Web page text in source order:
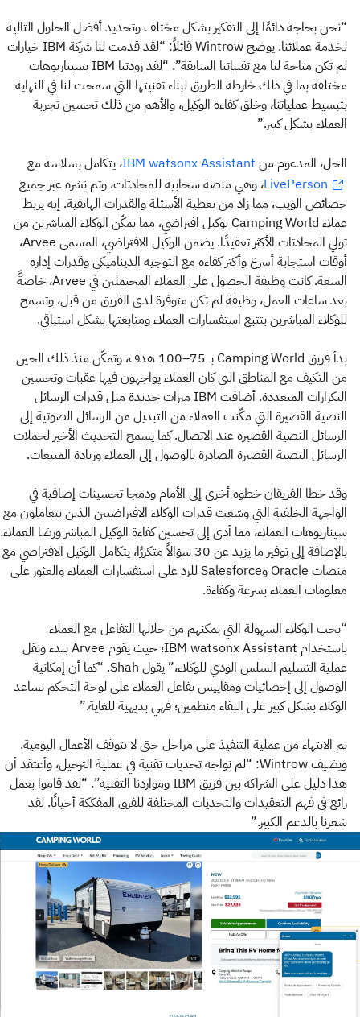
“نحن بحاجة دائمًا إلى التفكير بشكل مختلف وتحديد أفضل الحلول التالية
لخدمة عملائنا. يوضح Wintrow قائلاً: “لقد قدمت لنا شركة IBM خيارات
لم تكن متاحة لنا مع تقنياتنا السابقة”. “لقد زودتنا IBM بسيناريوهات
مختلفة بما في ذلك خارطة الطريق لبناء تقنيتها التي سمحت لنا في النهاية
بتبسيط عملياتنا، وخلق كفاءة الوكيل، والأهم من ذلك تحسين تجربة
العملاء بشكل كبير.”
الحل، المدعوم من IBM watsonx Assistant، يتكامل بسلاسة مع
LivePerson، وهي منصة سحابية للمحادثات، وتم نشره عبر جميع
خصائص الويب، مما زاد من تغطية الأسئلة والقدرات الهاتفية. إنه يربط
عملاء Camping World بوكيل افتراضي، مما يمكّن الوكلاء المباشرين من
تولي المحادثات الأكثر تعقيدًا. يضمن الوكيل الافتراضي، المسمى Arvee،
أوقات استجابة أسرع وأكثر كفاءة مع التوجيه الديناميكي وقدرات إدارة
السعة. كانت وظيفة الحصول على العملاء المحتملين في Arvee، خاصةً
بعد ساعات العمل، وظيفة لم تكن متوفرة لدى الفريق من قبل، وتسمح
للوكلاء المباشرين بتتبع استفسارات العملاء ومتابعتها بشكل استباقي.
بدأ فريق Camping World بـ 75–100 هدف، وتمكّن منذ ذلك الحين
من التكيف مع المناطق التي كان العملاء يواجهون فيها عقبات وتحسين
التكرارات المتعددة. أضافت IBM ميزات جديدة مثل قدرات الرسائل
النصية القصيرة التي مكّنت العملاء من التبديل من الرسائل الصوتية إلى
الرسائل النصية القصيرة عند الاتصال. كما يسمح التحديث الأخير لحملات
الرسائل النصية القصيرة الصادرة بالوصول إلى العملاء وزيادة المبيعات.
وقد خطا الفريقان خطوة أخرى إلى الأمام ودمجا تحسينات إضافية في
الواجهة الخلفية التي وسّعت قدرات الوكلاء الافتراضيين الذين يتعاملون مع
سيناريوهات العملاء، مما أدى إلى تحسين كفاءة الوكيل المباشر ورضا العملاء.
بالإضافة إلى توفير ما يزيد عن 30 سؤالاً متكررًا، يتكامل الوكيل الافتراضي مع
منصات Oracle وSalesforce للرد على استفسارات العملاء والعثور على
معلومات العملاء بسرعة وكفاءة.
“يحب الوكلاء السهولة التي يمكنهم من خلالها التفاعل مع العملاء
باستخدام IBM watsonx Assistant؛ حيث يقوم Arvee ببدء ونقل
عملية التسليم السلس الودي للوكلاء،” يقول Shah. “كما أن إمكانية
الوصول إلى إحصائيات ومقاييس تفاعل العملاء على لوحة التحكم تساعد
الوكلاء بشكل كبير على البقاء منظمين؛ فهي بديهية للغاية.”
تم الانتهاء من عملية التنفيذ على مراحل حتى لا تتوقف الأعمال اليومية.
ويضيف Wintrow: “لم نواجه تحديات تقنية في عملية الترحيل، وأعتقد أن
هذا دليل على الشراكة بين فريق IBM ومواردنا التقنية”. “لقد قاموا بعمل
رائع في فهم التعقيدات والتحديات المختلفة للفرق المفككة أحيانًا. لقد
شعرنا بالدعم الكبير.”